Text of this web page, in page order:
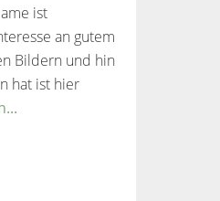
ist
an gutem
Bildern und hin
hat ist hier